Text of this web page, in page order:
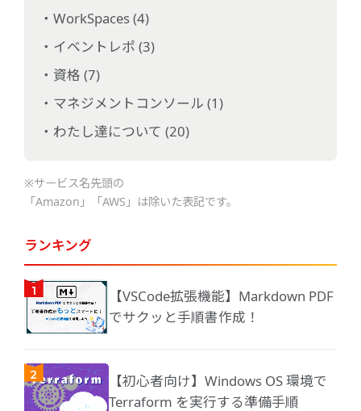
WorkSpaces (4)
イベントレポ (3)
資格 (7)
マネジメントコンソール (1)
わたし達について (20)
※サービス名先頭の
「Amazon」「AWS」は除いた表記です。
ランキング
【VSCode拡張機能】Markdown PDF
でサクッと手順書作成！
【初心者向け】Windows OS 環境で
Terraform を実行する準備手順